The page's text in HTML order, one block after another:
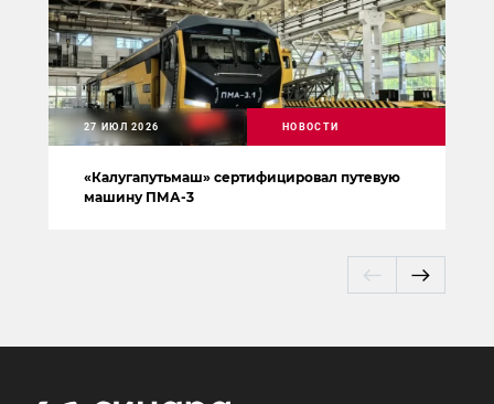
«Калугапутьмаш» сертифицировал путевую
машину ПМА-3
27 ИЮЛ 2026 НОВОСТИ